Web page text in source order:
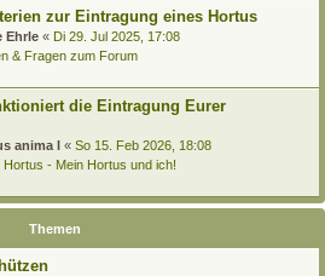
zur Eintragung eines Hortus
Ehrle « Di 29. Jul 2025, 17:08
& Fragen zum Forum
die Eintragung Eurer
anima l « So 15. Feb 2026, 18:08
Hortus - Mein Hortus und ich!
Themen